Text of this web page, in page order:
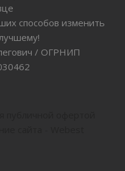
способов изменить
/ ОГРНИП